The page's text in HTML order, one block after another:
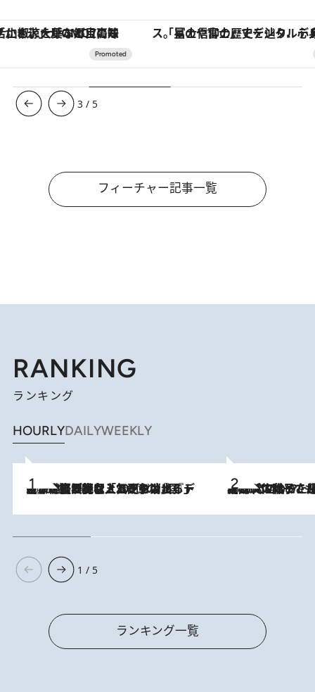
「星のや富士」でデジタルデトックス。冨士信仰の歴史を辿り、心身を調える。 【夏限定ディナーコース】旬を
3 / 5
フィーチャー記事一覧
RANKING
ランキング
HOURLYDAILYWEEKLY
2026.8.5
【なぜ吉沢亮は「気配を消せる」のか？】興行収入208億の『国宝』を経て挑むミュージカル『ディア・エヴァン・ハンセン』。トップ俳優が舞台上でさらけ出した“孤独”とは 2026.8.5
【阿川佐和子さんの年とる力】なぜ70代で始めた趣味は“こんなに楽しい”のか？ ピアノ、俳句…スランプに陥っても続けられる“ある秘訣”とは
1 / 5
ランキング一覧